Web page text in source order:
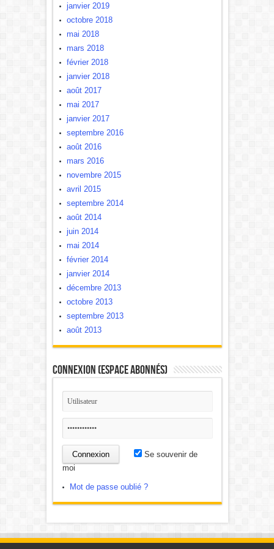
janvier 2019
octobre 2018
mai 2018
mars 2018
février 2018
janvier 2018
août 2017
mai 2017
janvier 2017
septembre 2016
août 2016
mars 2016
novembre 2015
avril 2015
septembre 2014
août 2014
juin 2014
mai 2014
février 2014
janvier 2014
décembre 2013
octobre 2013
septembre 2013
août 2013
Connexion (Espace Abonnés)
Se souvenir de
moi
Mot de passe oublié ?